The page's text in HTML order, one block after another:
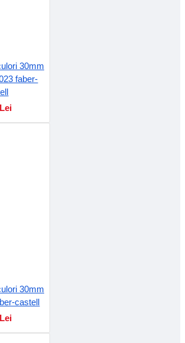
30mm
faber-
30mm
castell